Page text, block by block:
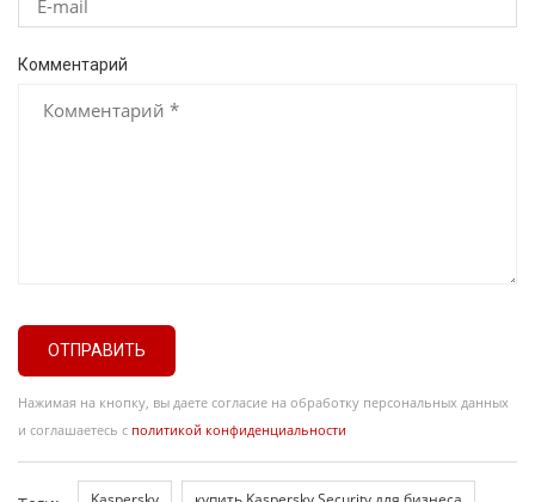
Комментарий
ОТПРАВИТЬ
Нажимая на кнопку, вы даете согласие на обработку персональных данных
и соглашаетесь с политикой конфиденциальности